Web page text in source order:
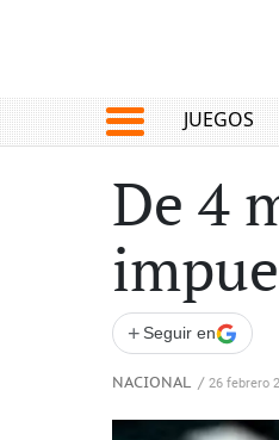
JUEGOS
De 4
+ Seguir en
NACIONAL / 26 febrero